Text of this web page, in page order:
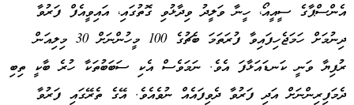
އެންސްޕާގެ ސީއީއޯ، ހީނާ ވަލީދު ވިދާޅުވި ގޮތުގައި، އައިވީއެފް ފަރުވާ
ދިނުމަށް ހަމަޖެހިފައިވާ ފުރަތަމަ ބެޗުގެ 100 މީހުންނަށް 30 މިލިއަން
ރުފިޔާ ވަނީ ކަނޑައަޅާފަ އެވެ. ނަމަވެސް އެކި ސަބަބުތަކާ ހުރެ ބާކީ ތިބި
ދެމަފިރިންނަށް އަދި ފަރުވާ ދެވިފައެއް ނުވެއެވެ. އޭގެ ތެރޭގައި ފަރުވާ